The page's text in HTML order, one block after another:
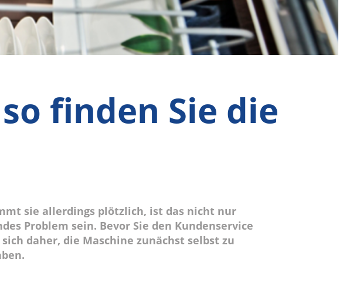
finden Sie die
sie allerdings plötzlich, ist das nicht nur
Problem sein. Bevor Sie den Kundenservice
daher, die Maschine zunächst selbst zu